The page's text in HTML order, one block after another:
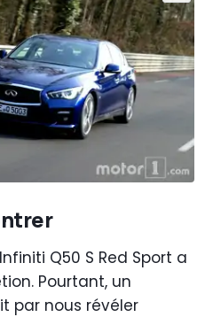
Q50 S Red Sport a
Pourtant, un
par nous révéler